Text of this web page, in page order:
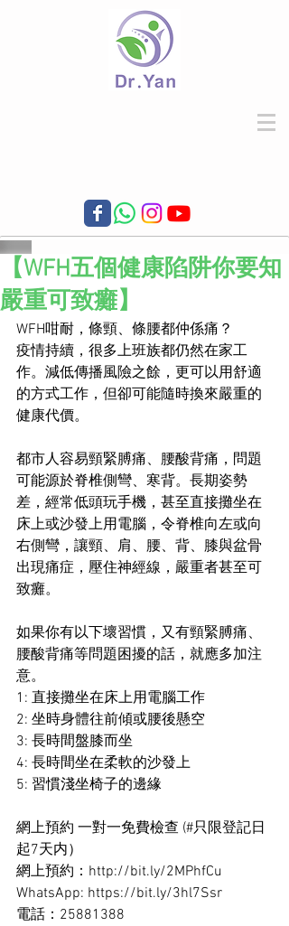
【WFH五個健康陷阱你要知
嚴重可致癱】
WFH咁耐，條頸、條腰都仲係痛？
疫情持續，很多上班族都仍然在家工
作。減低傳播風險之餘，更可以用舒適
的方式工作，但卻可能隨時換來嚴重的
健康代價。
都市人容易頸緊膊痛、腰酸背痛，問題
可能源於脊椎側彎、寒背。長期姿勢
差，經常低頭玩手機，甚至直接攤坐在
床上或沙發上用電腦，令脊椎向左或向
右側彎，讓頸、肩、腰、背、膝與盆骨
出現痛症，壓住神經線，嚴重者甚至可
致癱。
如果你有以下壞習慣，又有頸緊膊痛、
腰酸背痛等問題困擾的話，就應多加注
意。
1: 直接攤坐在床上用電腦工作
2: 坐時身體往前傾或腰後懸空
3: 長時間盤膝而坐
4: 長時間坐在柔軟的沙發上
5: 習慣淺坐椅子的邊緣
網上預約 一對一免費檢查 (#只限登記日
起7天内）
網上預約： http://bit.ly/2MPhfCu
WhatsApp: https://bit.ly/3hl7Ssr
電話：25881388